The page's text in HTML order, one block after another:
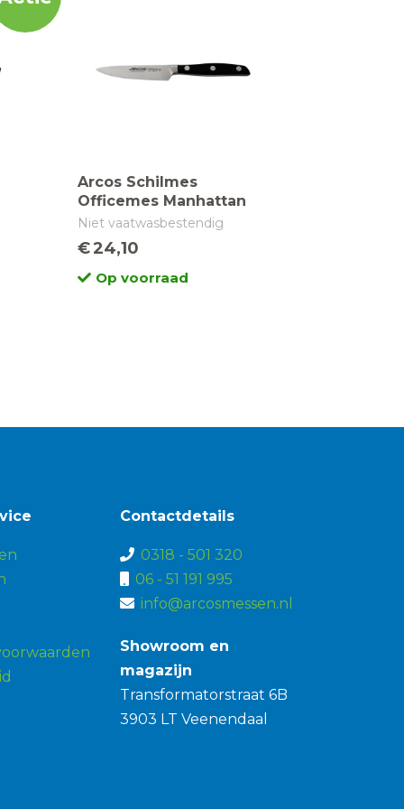
Arcos Schilmes
Officemes Manhattan
100MM
Niet vaatwasbestendig
€24,10
Op voorraad
Contactdetails
0318 - 501 320
06 - 51 191 995
info@arcosmessen.nl
Showroom en
magazijn
Transformatorstraat 6B
3903 LT Veenendaal